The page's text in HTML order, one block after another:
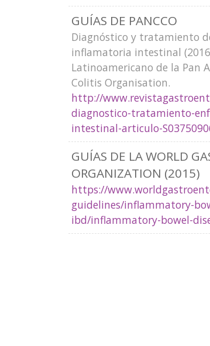
GUÍAS DE PANCCO
Diagnóstico y tratamiento
inflamatoria intestinal
Latinoamericano de la Pan
Colitis Organisation.
http://
diagnostico-tratamiento-
intestinal-articulo-
GUÍAS DE LA WORLD
ORGANIZATION (2015)
https://
guidelines/inflammatory-
ibd/inflammatory-bowel-